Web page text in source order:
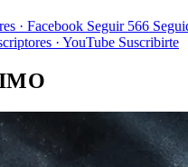
· Facebook Seguir 566
· YouTube Suscribirte